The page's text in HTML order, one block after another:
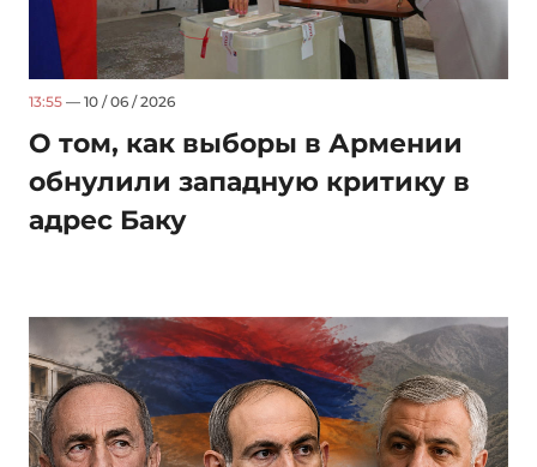
13:55 — 10 / 06 / 2026
О том, как выборы в Армении
обнулили западную критику в
адрес Баку